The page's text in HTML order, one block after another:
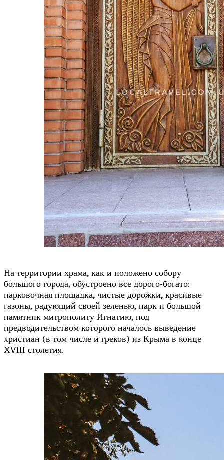
На территории храма, как и положено собору
большого города, обустроено все дорого-богато:
парковочная площадка, чистые дорожки, красивые
газоны, радующий своей зеленью, парк и большой
памятник митрополиту Игнатию, под
предводительством которого началось выведение
христиан (в том числе и греков) из Крыма в конце
XVIII столетия.